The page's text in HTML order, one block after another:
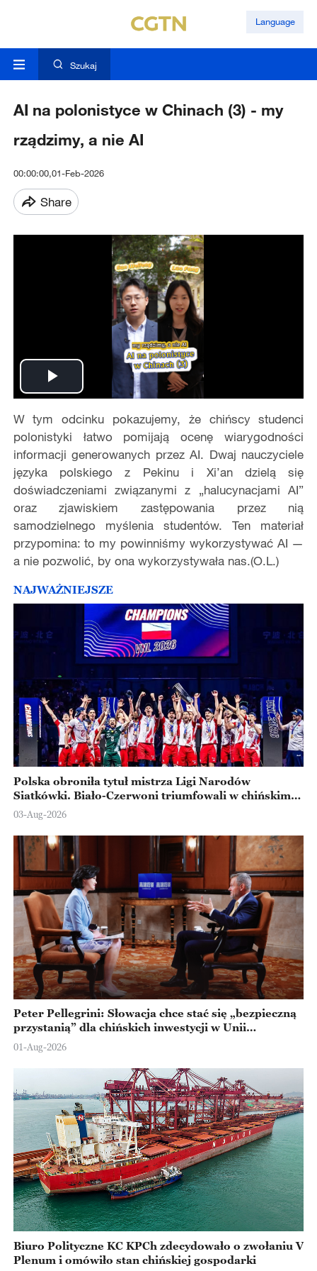
Language
Szukaj
AI na polonistyce w Chinach (3) - my
rządzimy, a nie AI
00:00:00,01-Feb-2026
Share
Play
Video
W tym odcinku pokazujemy, że chińscy studenci
polonistyki łatwo pomijają ocenę wiarygodności
informacji generowanych przez AI. Dwaj nauczyciele
języka polskiego z Pekinu i Xi’an dzielą się
doświadczeniami związanymi z „halucynacjami AI”
oraz zjawiskiem zastępowania przez nią
samodzielnego myślenia studentów. Ten materiał
przypomina: to my powinniśmy wykorzystywać AI —
a nie pozwolić, by ona wykorzystywała nas.(O.L.)
NAJWAŻNIEJSZE
Polska obroniła tytuł mistrza Ligi Narodów
Siatkówki. Biało-Czerwoni triumfowali w chińskim
Ningbo
03-Aug-2026
Peter Pellegrini: Słowacja chce stać się „bezpieczną
przystanią” dla chińskich inwestycji w Unii
Europejskiej
01-Aug-2026
Biuro Polityczne KC KPCh zdecydowało o zwołaniu V
Plenum i omówiło stan chińskiej gospodarki